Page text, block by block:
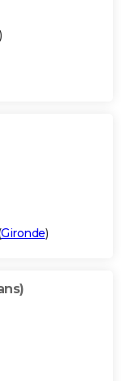
)
Gironde)